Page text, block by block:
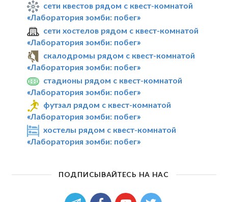
сети квестов рядом с квест-комнатой
«Лаборатория зомби: побег»
сети хостелов рядом с квест-комнатой
«Лаборатория зомби: побег»
скалодромы рядом с квест-комнатой
«Лаборатория зомби: побег»
стадионы рядом с квест-комнатой
«Лаборатория зомби: побег»
футзал рядом с квест-комнатой
«Лаборатория зомби: побег»
хостелы рядом с квест-комнатой
«Лаборатория зомби: побег»
ПОДПИСЫВАЙТЕСЬ НА НАС